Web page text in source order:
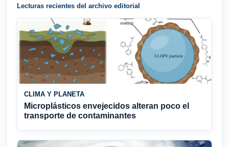
Lecturas recientes del archivo editorial
CLIMA Y PLANETA
Microplásticos envejecidos alteran poco el
transporte de contaminantes